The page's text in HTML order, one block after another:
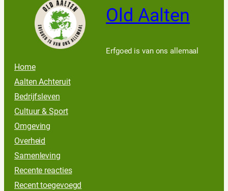
Old Aalten
Erfgoed is van ons allemaal
Home
Aalten Achteruit
Bedrijfsleven
Cultuur & Sport
Omgeving
Overheid
Samenleving
Recente reacties
Recent toegevoegd